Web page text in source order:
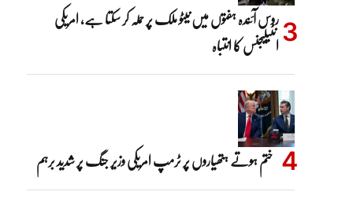
روس آئندہ ہفتوں میں نیٹو ملک پر حملہ کر سکتا ہے، امریکی
انٹیلیجنس کا انتباہ
ختم ہوتے ہتھیاروں پر ٹرمپ امریکی وزیر جنگ پر شدید برہم